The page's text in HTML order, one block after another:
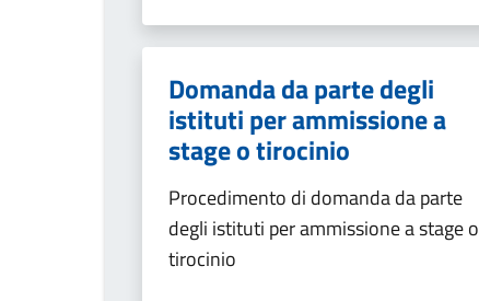
Domanda da parte degli
istituti per ammissione a
stage o tirocinio
Procedimento di domanda da parte
degli istituti per ammissione a stage o
tirocinio